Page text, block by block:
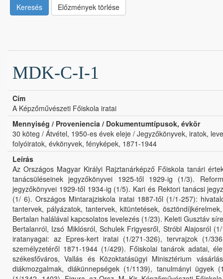
Keresés Előzmények törlése
MDK-C-I-1
Cím
A Képzőművészeti Főiskola iratai
Mennyiség / Proveniencia / Dokumentumtípusok, évkör
30 köteg / Átvétel, 1950-es évek eleje / Jegyzőkönyvek, iratok,
folyóiratok, évkönyvek, fényképek, 1871-1944
Leírás
Az Országos Magyar Királyi Rajztanárképző Főiskola tanári
tanácsüléseinek jegyzőkönyvei 1925-től 1929-ig (1/3).
jegyzőkönyvei 1929-től 1934-ig (1/5). Kari és Rektori tanácsi
(1/ 6). Országos Mintarajziskola iratai 1887-től (1/1-257):
tantervek, pályázatok, tantervek, kitüntetések,
Bertalan halálával kapcsolatos levelezés (1/23). Keleti Gusztáv
Bertalanról, Izsó Miklósról, Schulek Frigyesről, Stróbl Alajosról
iratanyagai: az Epres-kert iratai (1/271-326), tervrajzok (1/
személyzetéről 1871-1944 (1/429). Főiskolai tanárok adatai,
székesfőváros, Vallás és Közoktatásügyi Minisztérium
diákmozgalmak, diákünnepségek (1/1139), tanulmányi